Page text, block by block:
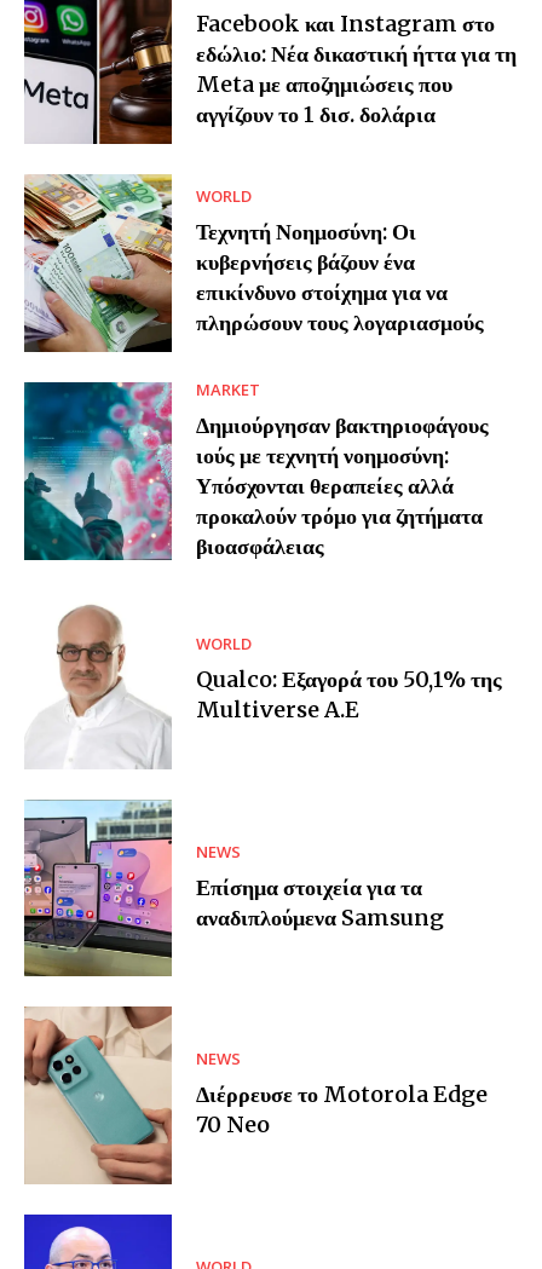
Facebook και Instagram στο
εδώλιο: Νέα δικαστική ήττα για τη
Meta με αποζημιώσεις που
αγγίζουν το 1 δισ. δολάρια
WORLD
Τεχνητή Νοημοσύνη: Οι
κυβερνήσεις βάζουν ένα
επικίνδυνο στοίχημα για να
πληρώσουν τους λογαριασμούς
MARKET
Δημιούργησαν βακτηριοφάγους
ιούς με τεχνητή νοημοσύνη:
Υπόσχονται θεραπείες αλλά
προκαλούν τρόμο για ζητήματα
βιοασφάλειας
WORLD
Qualco: Εξαγορά του 50,1% της
Multiverse A.E
NEWS
Επίσημα στοιχεία για τα
αναδιπλούμενα Samsung
NEWS
Διέρρευσε το Motorola Edge
70 Neo